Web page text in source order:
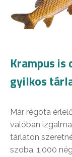
Krampus
gyilkos
Már régóta
valóban
tárlaton
szoba, 1.000